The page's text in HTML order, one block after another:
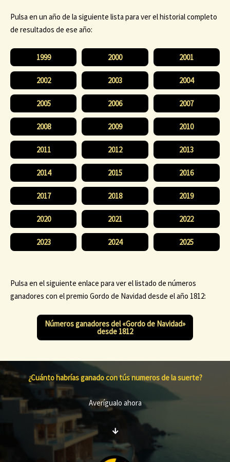
Pulsa en un año de la siguiente lista para ver el historial completo
de resultados de ese año:
1999 2000 2001
2002 2003 2004
2005 2006 2007
2008 2009 2010
2011 2012 2013
2014 2015 2016
2017 2018 2019
2020 2021 2022
2023 2024 2025
Pulsa en el siguiente enlace para ver el listado de números
ganadores con el premio Gordo de Navidad desde el año 1812:
Números ganadores del «Gordo de Navidad»
desde 1812
¿Cuánto habrías ganado con tús numeros de la suerte?
Averígualo ahora
↓